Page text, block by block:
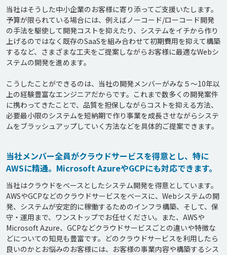
当社はそうした中小企業のお客様に寄り添ってご支援いたします。
予算が限られている場合には、例えばノーコード/ローコード開発
の手法を駆使して開発コストを抑えたり、システムをイチから作り
上げるのではなく既存のSaaSを組み合わせて初期費用を抑えて構築
するなど、さまざまな工夫をご提案しながらお客様に最適なWebシ
ステムの開発を進めます。
こうしたことができるのは、当社の開発メンバーがみな５～10年以
上の経験豊富なエンジニアだからです。これまで数多くの開発案件
に携わってきたことで、品質を担保しながらコストを抑える方法、
必要最小限のシステムを短納期で作り事業を成長させながらシステ
当社メンバー全員がクラウドサービスを得意とし、特に
AWSに精通。Microsoft AzureやGCPにも対応できます。
当社はクラウドをベースとしたシステム開発を得意としています。
AWSやGCPなどのクラウドサービスをベースに、Webシステムの開
発、システムが安定的に稼働するためのインフラ構築、そして、保
守・運用まで、ワンストップでお任せください。また、AWSや
Microsoft Azure、GCPなどクラウドサービスごとの違いや特徴な
どについての知見も豊富です。どのクラウドサービスを利用したら
良いのかとお悩みのお客様には、お客様の事業内容や構築するシス